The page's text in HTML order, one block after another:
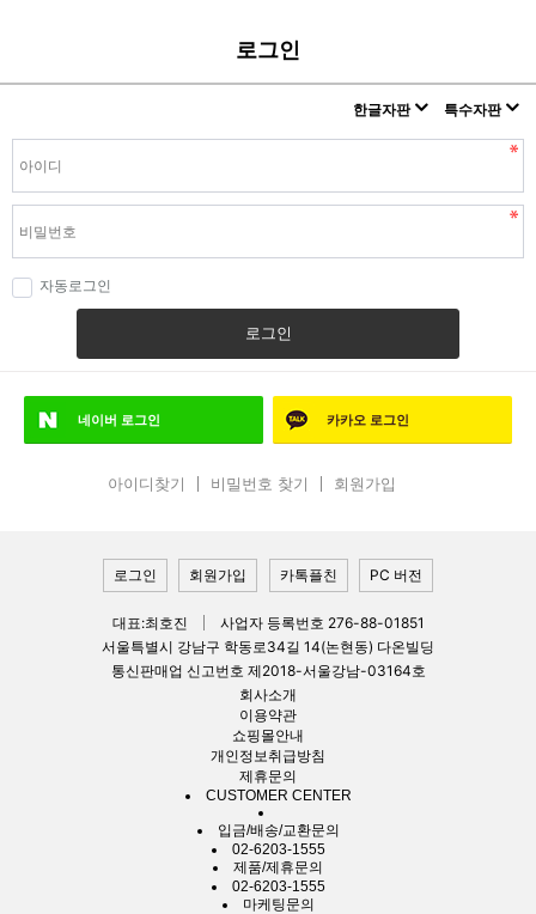
로그인
한글자판 특수자판
자동로그인
로그인
네이버 로그인 카카오 로그인
아이디찾기 비밀번호 찾기 회원가입
로그인 회원가입 카톡플친 PC 버전
대표:최호진
사업자 등록번호 276-88-01851
서울특별시 강남구 학동로34길 14(논현동) 다온빌딩
통신판매업 신고번호 제2018-서울강남-03164호
회사소개
이용약관
쇼핑몰안내
개인정보취급방침
제휴문의
CUSTOMER CENTER
입금/배송/교환문의
02-6203-1555
제품/제휴문의
02-6203-1555
마케팅문의